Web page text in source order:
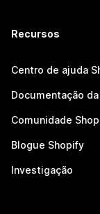
Recursos
Centro de ajuda
Documentação da
Comunidade
Blogue Shopify
Investigação